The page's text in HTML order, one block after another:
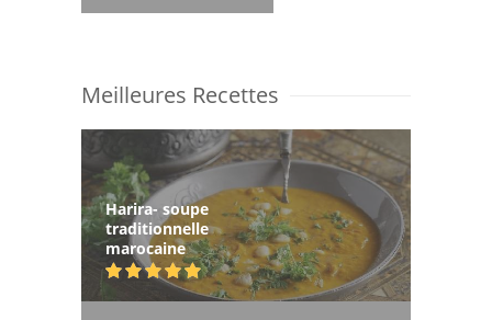
Meilleures Recettes
Harira- soupe
traditionnelle
marocaine